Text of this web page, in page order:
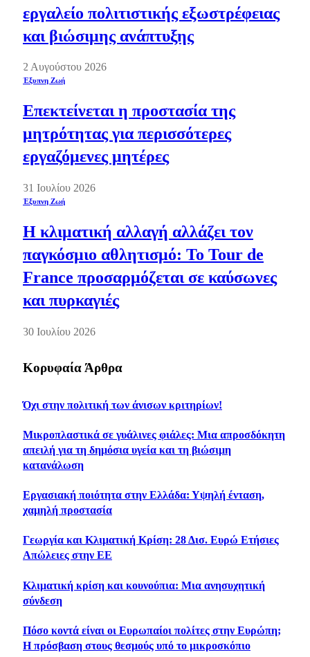
εργαλείο πολιτιστικής εξωστρέφειας
και βιώσιμης ανάπτυξης
2 Αυγούστου 2026
Έξυπνη Ζωή
Επεκτείνεται η προστασία της
μητρότητας για περισσότερες
εργαζόμενες μητέρες
31 Ιουλίου 2026
Έξυπνη Ζωή
Η κλιματική αλλαγή αλλάζει τον
παγκόσμιο αθλητισμό: Το Tour de
France προσαρμόζεται σε καύσωνες
και πυρκαγιές
30 Ιουλίου 2026
Κορυφαία Άρθρα
Όχι στην πολιτική των άνισων κριτηρίων!
Μικροπλαστικά σε γυάλινες φιάλες: Μια απροσδόκητη
απειλή για τη δημόσια υγεία και τη βιώσιμη
κατανάλωση
Εργασιακή ποιότητα στην Ελλάδα: Υψηλή ένταση,
χαμηλή προστασία
Γεωργία και Κλιματική Κρίση: 28 Δισ. Ευρώ Ετήσιες
Απώλειες στην ΕΕ
Κλιματική κρίση και κουνούπια: Μια ανησυχητική
σύνδεση
Πόσο κοντά είναι οι Ευρωπαίοι πολίτες στην Ευρώπη;
Η πρόσβαση στους θεσμούς υπό το μικροσκόπιο